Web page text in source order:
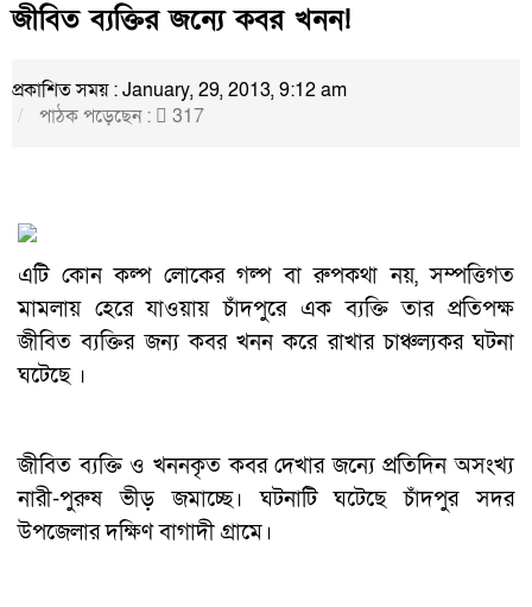
জীবিত ব্যক্তির জন্যে কবর খনন!
প্রকাশিত সময় : January, 29, 2013, 9:12 am
পাঠক পড়েছেন :
317
এটি কোন কল্প লোকের গল্প বা রুপকথা নয়, সম্পত্তিগত
মামলায় হেরে যাওয়ায় চাঁদপুরে এক ব্যক্তি তার প্রতিপক্ষ
জীবিত ব্যক্তির জন্য কবর খনন করে রাখার চাঞ্চল্যকর ঘটনা
ঘটেছে ।
জীবিত ব্যক্তি ও খননকৃত কবর দেখার জন্যে প্রতিদিন অসংখ্য
নারী-পুরুষ ভীড় জমাচ্ছে। ঘটনাটি ঘটেছে চাঁদপুর সদর
উপজেলার দক্ষিণ বাগাদী গ্রামে।